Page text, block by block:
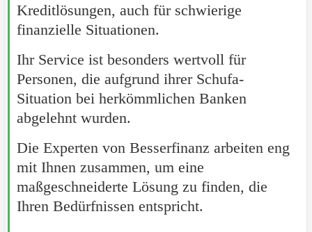
Kreditlösungen, auch für schwierige
finanzielle Situationen.
Ihr Service ist besonders wertvoll für
Personen, die aufgrund ihrer Schufa-
Situation bei herkömmlichen Banken
abgelehnt wurden.
Die Experten von Besserfinanz arbeiten eng
mit Ihnen zusammen, um eine
maßgeschneiderte Lösung zu finden, die
Ihren Bedürfnissen entspricht.